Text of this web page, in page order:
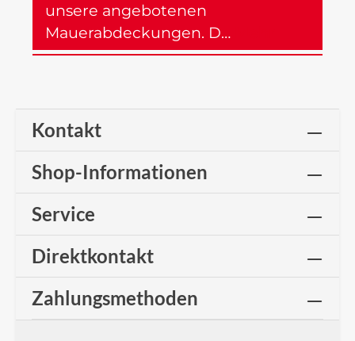
unsere angebotenen
Mauerabdeckungen. D…
Kontakt
Shop-Informationen
Service
Direktkontakt
Zahlungsmethoden